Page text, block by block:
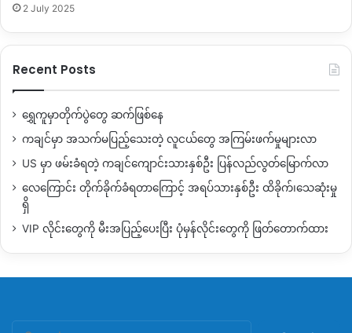
တွေ လုပ်နေပါပြီ
မယ်။ နောက်နှစ်ကနေစပြီးတော့KG Grade 1တွေကိုလည်း သင်ရိုး
အသစ်စသုံးတော့မှာဖြစ်ပါတယ်”။
မေး။ ။ ကျောင်းဝတ်စုံကော ဘယ်လိုပုံစံမျိုးဝတ်ဆင်ဖို့ စည်းကမ်း
ချမှတ်ထားလဲဗျ။
ဖြေ။ ။ ကျောင်းဝတ်စုံကိုတော့ ကျွန်တော်တို့က ကချင်ခခူးလုံချည်
နဲ့ အင်္ကျီဖြူဆိုပြီး သတ်မှတ်ထားတာပေါ့။ အသစ်ပြန်တိုးချဲဖွင့်လှစ်
ထားတဲ့ ကျောင်းတွေမှာလည်း အဲလိုဘဲ ဝတ်ဆင်ဖို့ ညွှန်ကြားထားပေ
မယ့်လည်း
ကော်မတီတွေက ဆုံးဖြတ်ပြီး သင့်တော်တဲ့ ဝတ်စုံတွေ ပြန်ဝတ်တာ
တွေမှာNUGပညာရေးဌာနတွေနဲ့ ဘယ်လိုပူးပေါင်းဆောင်ရွက်လဲ။
2 July 2025
Recent Posts
ရွှေကူမှာတိုက်ပွဲတွေ ဆက်ဖြစ်နေ
ကချင်မှာ အသက်မပြည့်သေးတဲ့ လူငယ်တွေ အကြမ်းဖက်မှုများလာ
US မှာ ဖမ်းခံရတဲ့ ကချင်ကျောင်းသားနှစ်ဦး ပြန်လည်လွတ်မြောက်လာ
လေကြောင်း တိုက်ခိုက်ခံရတာကြောင့် အရပ်သားနှစ်ဦး ထိခိုက်၊သေဆုံးမှု
ရှိ
VIP လိုင်းတွေကို မီးအပြည့်ပေးပြီး ပုံမှန်လိုင်းတွေကို ဖြတ်တောက်ထား